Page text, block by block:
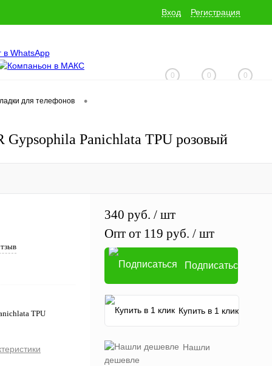
Вход Регистрация
0 0 0
для телефонов •
Gypsophila Panichlata TPU розовый
TPU
340 руб. / шт
Опт от 119 руб. / шт
Подписаться
Купить в 1 клик
Нашли
дешевле